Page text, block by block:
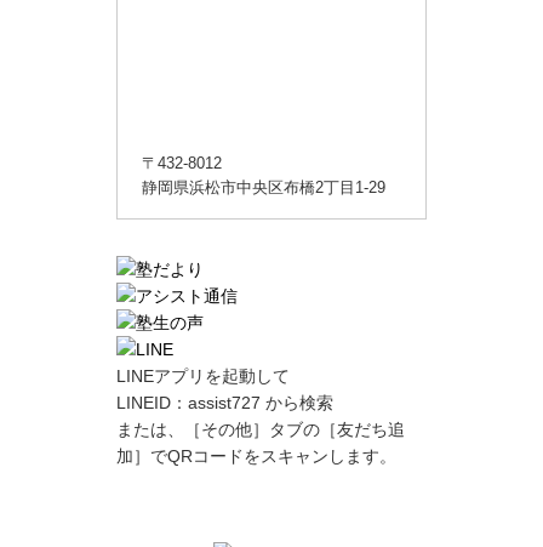
〒432-8012
静岡県浜松市中央区布橋2丁目1-29
LINEアプリを起動して
LINEID： assist727 から検索
または、［その他］タブの［友だち追
加］でQRコードをスキャンします。